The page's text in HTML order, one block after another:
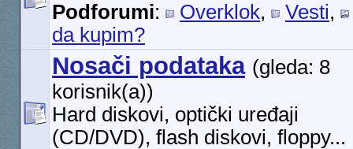
Podforumi: Overklok, Vesti,
da kupim?
Nosači podataka (gleda: 8
korisnik(a))
Hard diskovi, optički uređaji
(CD/DVD), flash diskovi, floppy...